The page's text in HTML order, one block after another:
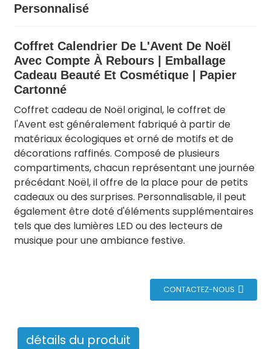
Personnalisé
Coffret Calendrier De L'Avent De Noël
Avec Compte À Rebours | Emballage
Cadeau Beauté Et Cosmétique | Papier
Cartonné
Coffret cadeau de Noël original, le coffret de
l'Avent est généralement fabriqué à partir de
matériaux écologiques et orné de motifs et de
décorations raffinés. Composé de plusieurs
compartiments, chacun représentant une journée
précédant Noël, il offre de la place pour de petits
cadeaux ou des surprises. Personnalisable, il peut
également être doté d'éléments supplémentaires
tels que des lumières LED ou des lecteurs de
musique pour une ambiance festive.
CONTACTEZ-NOUS
détails du produit